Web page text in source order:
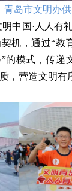
青岛市文明办供
国·人人有
机，通过“教
的模式，传递
，营造文明有